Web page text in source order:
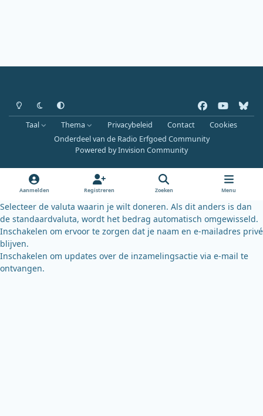
Heldere modus
Donkere modus
Systeemvoorkeur
a
c
e
k
o
u
b
l
u
k
y
Taal Thema Privacybeleid Contact
Cookies
Onderdeel van de Radio Erfgoed Community
Powered byInvision Community
Aanmelden Registreren Zoeken Menu
Selecteer de valuta waarin je wilt doneren. Als dit anders is dan
de standaardvaluta, wordt het bedrag automatisch omgewisseld.
Inschakelen om ervoor te zorgen dat je naam en e-mailadres privé
blijven.
Inschakelen om updates over de inzamelingsactie via e-mail te
ontvangen.